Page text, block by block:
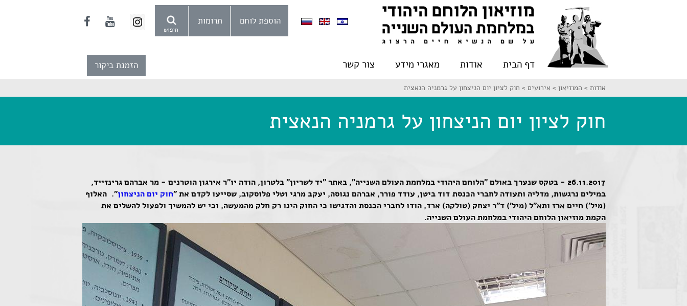
חיפוש
הוספת לוחם תרומות
דף הבית אודות מאגרי מידע צור קשר הזמנת ביקור
אודות > המוזיאון > אירועים > חוק לציון יום הניצחון על גרמניה הנאצית
חוק לציון יום הניצחון על גרמניה הנאצית
26.11.2017 - בטקס שנערך באולם "הלוחם היהודי במלחמת העולם השנייה", באתר "יד לשריון" בלטרון, הודה יו"ר אירגון הוטרנים - מר אברהם גרינזייד,
במילים נרגשות, מדליה ותעודה לחברי הכנסת דוד ביטן, עודד פורר, אברהם נגוסה, יעקב מרגי וטלי פלוסקוב, שסייעו לקדם את "חוק יום הניצחון". האלוף
(מיל') חיים ארז ותא"ל (מיל') ד"ר יצחק (טולקה) ארד, הודו לחברי הכנסת והדגישו כי החוק הינו רק חלק מהמעשה, וכי יש להמשיך ולפעול להשלים את
הקמת מוזיאון הלוחם היהודי במלחמת העולם השנייה.